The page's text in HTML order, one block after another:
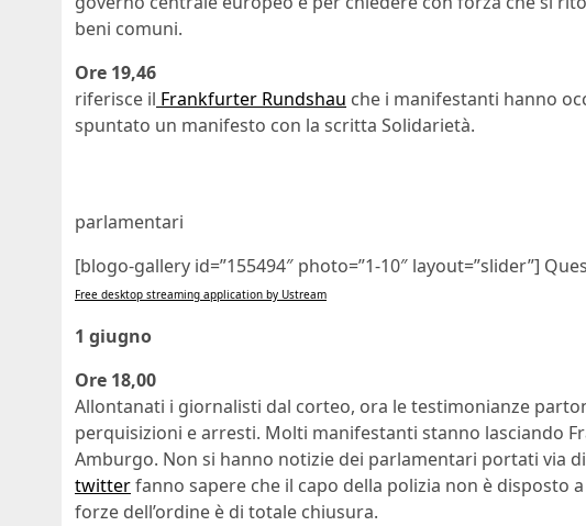
beni comuni.
Ore 19,46
riferisce il Frankfurter Rundshau che i manifestanti hanno
spuntato un manifesto con la scritta Solidarietà.
parlamentari
[blogo-gallery id=”155494″ photo=”1-10″ layout=”slider”]
Free desktop streaming application by Ustream
1 giugno
Ore 18,00
Allontanati i giornalisti dal corteo, ora le testimonianze
perquisizioni e arresti. Molti manifestanti stanno lasciando
Amburgo. Non si hanno notizie dei parlamentari portati via
twitterfanno sapere che il capo della polizia non è disposto
forze dell’ordine è di totale chiusura.